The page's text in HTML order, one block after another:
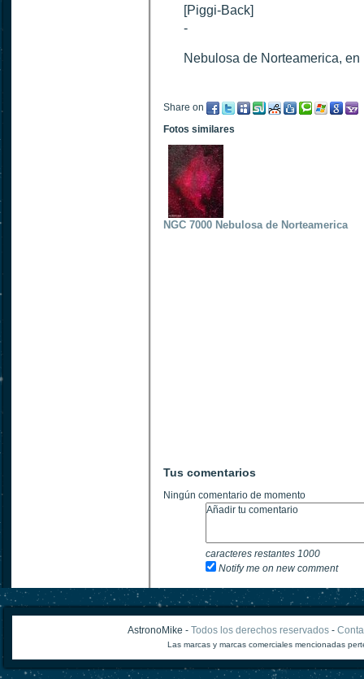
[Piggi-Back]
-
Nebulosa de Norteamerica,
Share on
Fotos similares
NGC 7000 Nebulosa de Norteamerica
Tus comentarios
Ningún comentario de momento
caracteres restantes 1000
Notify me on new comment
AstronoMike - Todos los derechos reservados-
Las marcas y marcas comerciales mencionadas